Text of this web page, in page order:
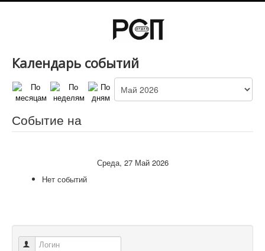
Календарь событий
Событие на
Среда, 27 Май 2026
Нет событий
Логин